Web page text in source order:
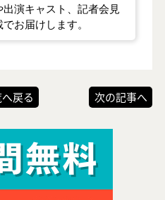
演キャスト、記者会見
お届けします。
戻る 次の記事へ